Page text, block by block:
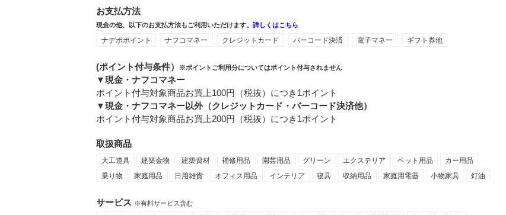
お支払方法
現金の他、以下のお支払方法もご利用いただけます。詳しくはこちら
ナデポポイント ナフコマネー クレジットカード バーコード決済 電子マネー ギフト券他
(ポイント付与条件） ※ポイントご利用分についてはポイント付与されません
▼現金・ナフコマネー
ポイント付与対象商品お買上100円（税抜）につき1ポイント
▼現金・ナフコマネー以外（クレジットカード・バーコード決済他）
ポイント付与対象商品お買上200円（税抜）につき1ポイント
取扱商品
大工道具 建築金物 建築資材 補修用品 園芸用品 グリーン エクステリア ペット用品
カー用品
乗り物
家庭用品 日用雑貨 オフィス用品 インテリア 寝具 収納用品 家庭用電器 小物家具 灯油
サービス ※有料サービス含む